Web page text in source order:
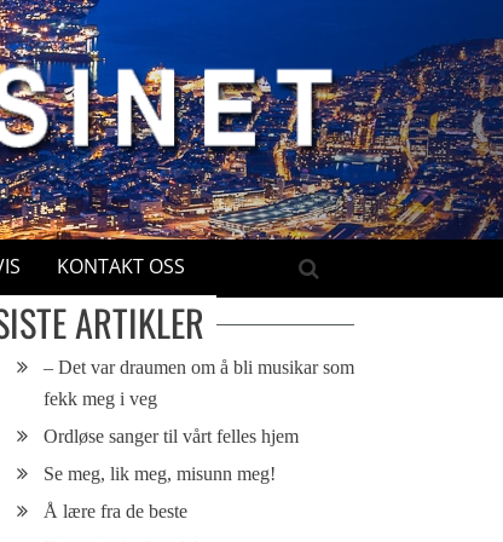
KONTAKT OSS
ARTIKLER
– Det var draumen om å bli musikar som
fekk meg i veg
Ordløse sanger til vårt felles hjem
Se meg, lik meg, misunn meg!
Å lære fra de beste